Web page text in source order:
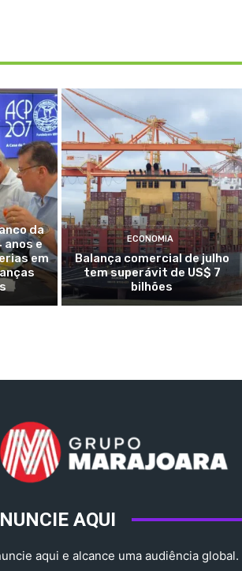
da
anos e
em
ECONOMIA
Balança comercial de julho
tem superávit de US$ 7
bilhões
AQUI
aqui e alcance uma audiência global.